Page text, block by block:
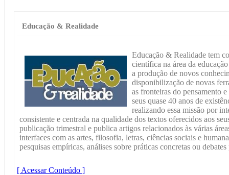
Educação & Realidade
Educação & Realidade tem
científica na área da
a produção de novos
disponibilização de novas
as fronteiras do pensamento
seus quase 40 anos de
realizando essa missão por
consistente e centrada na qualidade dos textos oferecidos aos
publicação trimestral e publica artigos relacionados às várias
interfaces com as artes, filosofia, letras, ciências sociais e
pesquisas empíricas, análises sobre práticas concretas ou
[ Acessar Conteúdo ]